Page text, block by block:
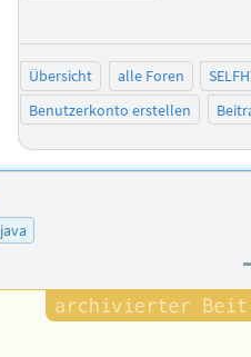
Übersicht alle Foren
Benutzerkonto erstellen
java